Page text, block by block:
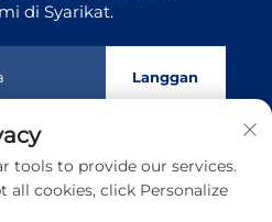
di Syarikat.
Langgan
Tianji Transmission Technology
Dasar Privasi
tools to provide our services.
cookies, click Personalize